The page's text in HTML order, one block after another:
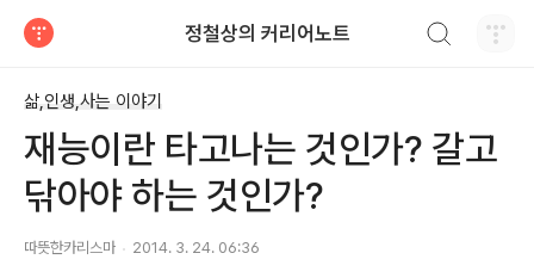
정철상의 커리어노트
삶,인생,사는 이야기
재능이란 타고나는 것인가? 갈고
닦아야 하는 것인가?
따뜻한카리스마 2014. 3. 24. 06:36